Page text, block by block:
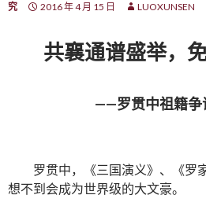
究
2016 年 4 月 15 日 LUOXUNSEN
共襄通谱盛举，
——罗贯中祖籍争
罗贯中，《三国演义》、《罗
想不到会成为世界级的大文豪。